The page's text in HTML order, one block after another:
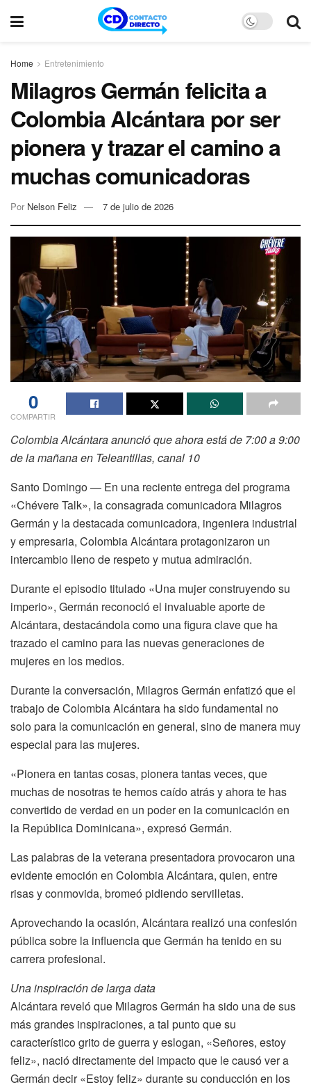
Home Entretenimiento
Milagros Germán felicita a
Colombia Alcántara por ser
pionera y trazar el camino a
muchas comunicadoras
Por Nelson Feliz 7 de julio de 2026
0
COMPARTIR
Colombia Alcántara anunció que ahora está de 7:00 a 9:00
de la mañana en Teleantillas, canal 10
Santo Domingo — En una reciente entrega del programa
«Chévere Talk», la consagrada comunicadora Milagros
Germán y la destacada comunicadora, ingeniera industrial
y empresaria, Colombia Alcántara protagonizaron un
intercambio lleno de respeto y mutua admiración.
Durante el episodio titulado «Una mujer construyendo su
imperio», Germán reconoció el invaluable aporte de
Alcántara, destacándola como una figura clave que ha
trazado el camino para las nuevas generaciones de
mujeres en los medios.
Durante la conversación, Milagros Germán enfatizó que el
trabajo de Colombia Alcántara ha sido fundamental no
solo para la comunicación en general, sino de manera muy
especial para las mujeres.
«Pionera en tantas cosas, pionera tantas veces, que
muchas de nosotras te hemos caído atrás y ahora te has
convertido de verdad en un poder en la comunicación en
la República Dominicana», expresó Germán.
Las palabras de la veterana presentadora provocaron una
evidente emoción en Colombia Alcántara, quien, entre
risas y conmovida, bromeó pidiendo servilletas.
Aprovechando la ocasión, Alcántara realizó una confesión
pública sobre la influencia que Germán ha tenido en su
carrera profesional.
Una inspiración de larga data
Alcántara reveló que Milagros Germán ha sido una de sus
más grandes inspiraciones, a tal punto que su
característico grito de guerra y eslogan, «Señores, estoy
feliz», nació directamente del impacto que le causó ver a
Germán decir «Estoy feliz» durante su conducción en los